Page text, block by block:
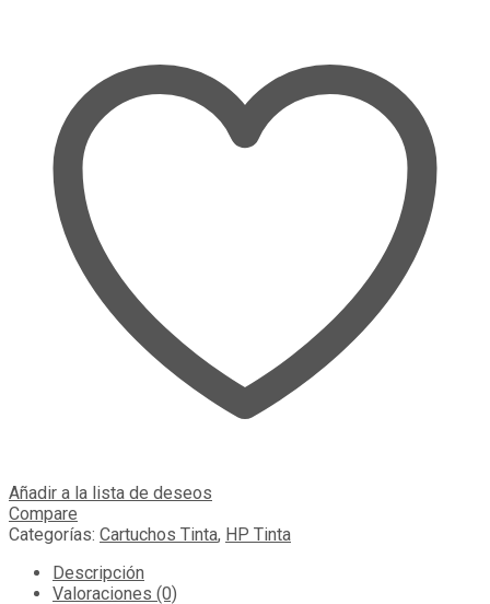
Añadir a la lista de deseos
Compare
Categorías: Cartuchos Tinta, HP Tinta
Descripción
Valoraciones (0)